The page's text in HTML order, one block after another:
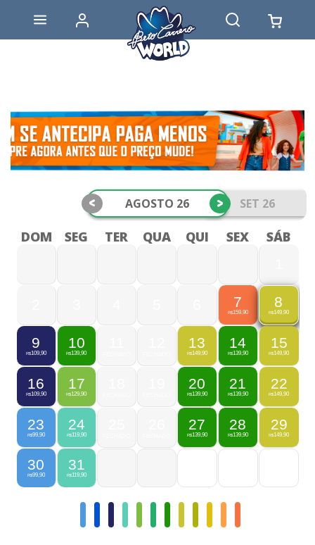
AGOSTO 26 SET 26
< >
DOM SEG TER QUA QUI SEX SÁB
7
R$159,90
8
R$149,90
9
R$109,90
10
R$139,90
13
R$149,90
14
R$139,90
15
R$149,90
16
R$109,90
17
R$129,90
20
R$139,90
21
R$139,90
22
R$149,90
23
R$99,90
24
R$119,90
27
R$139,90
28
R$139,90
29
R$149,90
30
R$99,90
31
R$119,90